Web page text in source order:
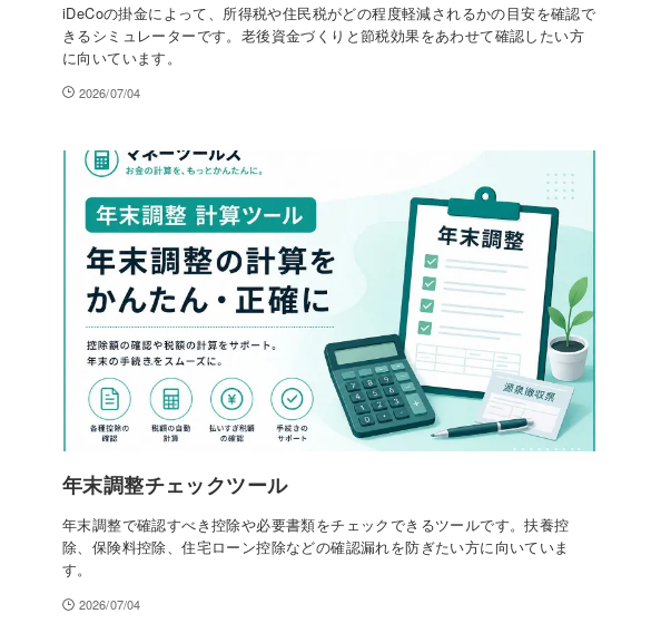
iDeCoの掛金によって、所得税や住民税がどの程度軽減されるかの目安を確認で
きるシミュレーターです。老後資金づくりと節税効果をあわせて確認したい方
に向いています。
2026/07/04
年末調整チェックツール
年末調整で確認すべき控除や必要書類をチェックできるツールです。扶養控
除、保険料控除、住宅ローン控除などの確認漏れを防ぎたい方に向いていま
す。
2026/07/04